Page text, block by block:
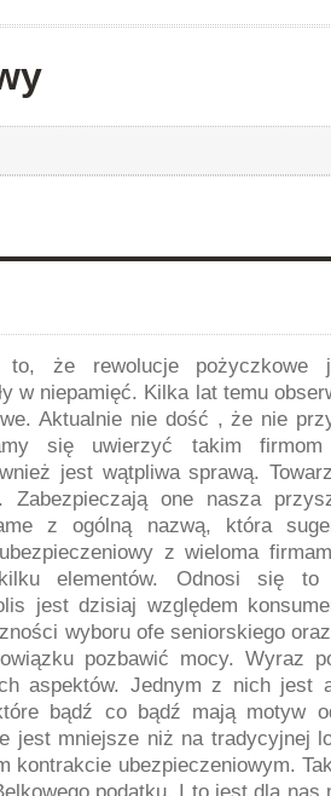
to, że rewolucje
w niepamięć. Kilka lat temu
Aktualnie nie dość , że nie
się uwierzyć takim
jest wątpliwa sprawą.
one nasza
z ogólną nazwą, która
z wieloma
elementów. Odnosi się
jest dzisiaj względem
wyboru ofe seniorskiego
pozbawić mocy. Wyraz
aspektów. Jednym z nich jest
bądź co bądź mają motyw
jest mniejsze niż na tradycyjnej
kontrakcie ubezpieczeniowym.